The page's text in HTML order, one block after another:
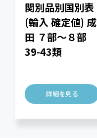
関別品別国別表
(輸入 確定値) 成
田 ７部～８部
39-43類
詳細を見る